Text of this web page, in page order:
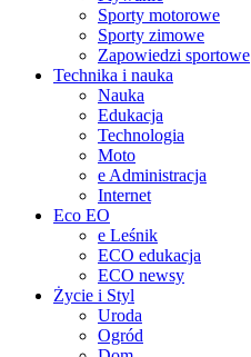
Sporty motorowe
Sporty zimowe
Zapowiedzi sportowe
Technika i nauka
Nauka
Edukacja
Technologia
Moto
e Administracja
Internet
Eco EO
e Leśnik
ECO edukacja
ECO newsy
Życie i Styl
Uroda
Ogród